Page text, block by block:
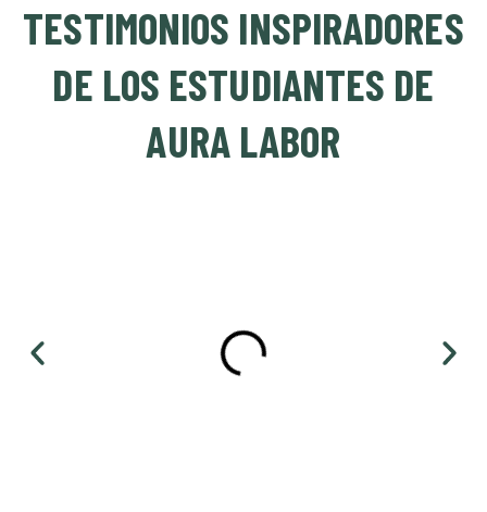
TESTIMONIOS INSPIRADORES
DE LOS ESTUDIANTES DE
AURA LABOR